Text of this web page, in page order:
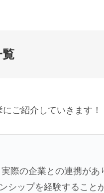
ご紹介していきます！
際の企業との連携があ
シップを経験すること